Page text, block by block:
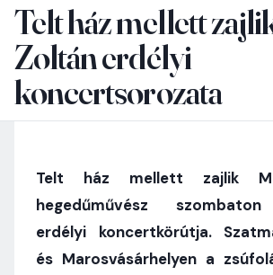
Telt ház mellett
Zoltán erdélyi
koncertsorozata
Telt ház mellett zajlik
hegedűművész
erdélyi koncertkörútja.
és Marosvásárhelyen a